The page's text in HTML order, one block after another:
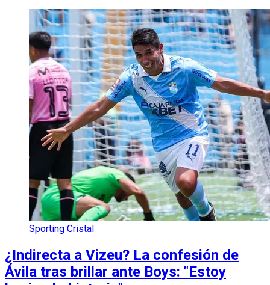
Sporting Cristal
¿Indirecta a Vizeu? La confesión de
Ávila tras brillar ante Boys: "Estoy